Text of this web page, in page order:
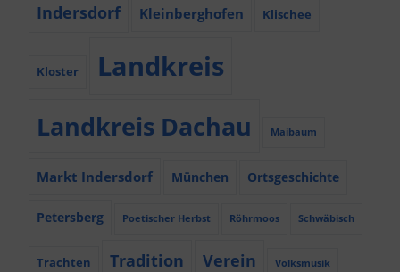
Indersdorf Kleinberghofen Klischee
Kloster Landkreis
Landkreis Dachau Maibaum
Markt Indersdorf München Ortsgeschichte
Petersberg Poetischer Herbst Röhrmoos Schwäbisch
Trachten Tradition Verein Volksmusik